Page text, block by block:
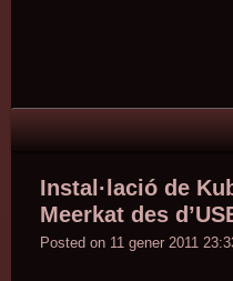
Instal·lació de
Meerkat des
Posted on 11 gener 2011